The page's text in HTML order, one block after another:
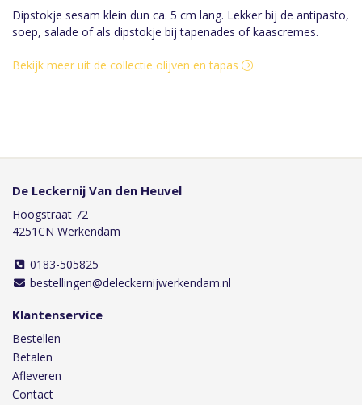
Dipstokje sesam klein dun ca. 5 cm lang. Lekker bij de antipasto,
soep, salade of als dipstokje bij tapenades of kaascremes.
Bekijk meer uit de collectie olijven en tapas
De Leckernij Van den Heuvel
Hoogstraat 72
4251CN Werkendam
0183-505825
bestellingen@deleckernijwerkendam.nl
Klantenservice
Bestellen
Betalen
Afleveren
Contact